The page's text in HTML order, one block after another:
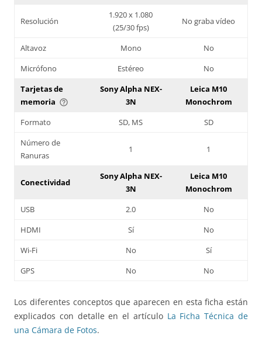
Resolución
1.920 x 1.080
(25/30 fps)
No graba vídeo
Altavoz Mono
No
Micrófono
Estéreo
No
Tarjetas de
memoria help_outline
Sony Alpha NEX-
3N
Leica M10
Monochrom
Formato
SD, MS
SD
Número de
Ranuras
1 1
Conectividad
Sony Alpha NEX-
3N
Leica M10
Monochrom
USB
2.0
No
HDMI
Sí
No
Wi-Fi
No
Sí
GPS
No No
Los diferentes conceptos que aparecen en esta ficha están
explicados con detalle en el artículo La Ficha Técnica de
una Cámara de Fotos.